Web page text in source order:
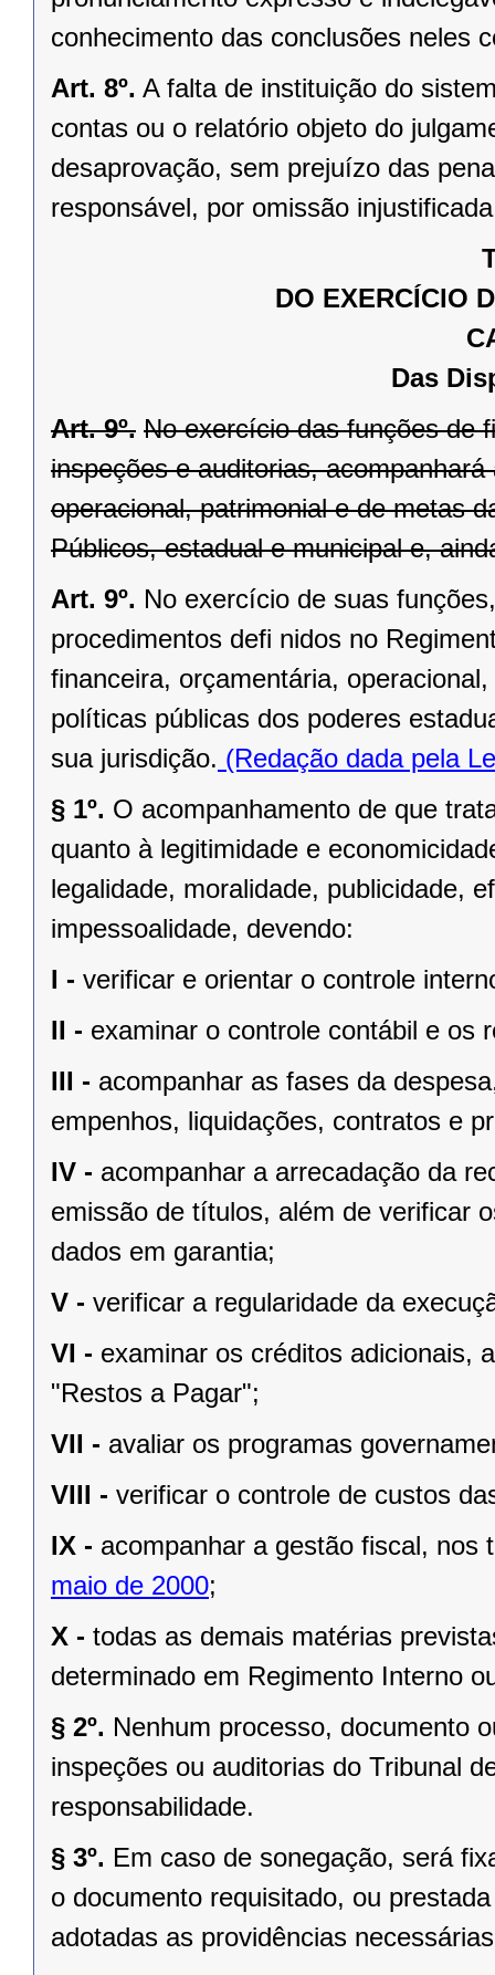
conhecimento das conclusões neles
Art. 8º. A falta de instituição do
contas ou o relatório objeto do
desaprovação, sem prejuízo das
responsável, por omissão
DO EXERCÍCIO
Das
Art. 9º. No exercício das funções de
inspeções e auditorias,
operacional, patrimonial e de metas
Públicos, estadual e municipal e,
Art. 9º. No exercício de suas
procedimentos defi nidos no
financeira, orçamentária,
políticas públicas dos poderes
sua jurisdição. (Redação dada pela
§ 1º. O acompanhamento de que
quanto à legitimidade e
legalidade, moralidade, publicidade,
impessoalidade, devendo:
I - verificar e orientar o controle
II - examinar o controle contábil e os
III - acompanhar as fases da
empenhos, liquidações, contratos e
IV - acompanhar a arrecadação da
emissão de títulos, além de verificar
dados em garantia;
V - verificar a regularidade da
VI - examinar os créditos adicionais,
"Restos a Pagar";
VII - avaliar os programas
VIII - verificar o controle de custos
IX - acompanhar a gestão fiscal, nos
maio de 2000;
X - todas as demais matérias
determinado em Regimento Interno
§ 2º. Nenhum processo, documento
inspeções ou auditorias do Tribunal
responsabilidade.
§ 3º. Em caso de sonegação, será
o documento requisitado, ou
adotadas as providências